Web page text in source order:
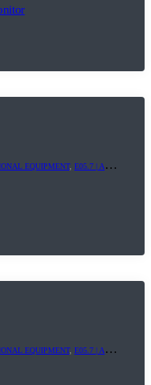
EQUIPMENT, E05.7 | ADDITIONAL EQUIPMENT
EQUIPMENT, E05.7 | ADDITIONAL EQUIPMENT